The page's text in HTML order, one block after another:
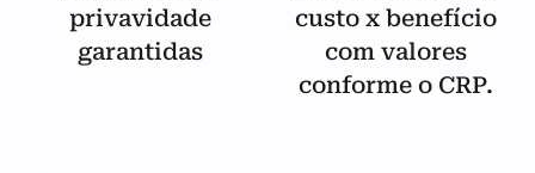
privavidade
garantidas
custo x benefício
com valores
conforme o CRP.